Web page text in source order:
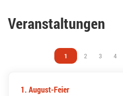
Veranstaltungen
Vous êtes sur la page
1 Vous êtes sur la
2 Vous
3 4
1. August-Feier